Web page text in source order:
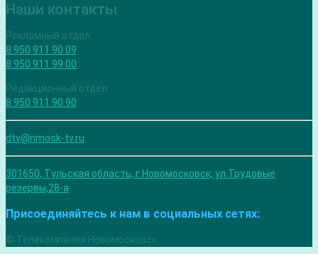
Наши контакты
Рекламный отдел:
8 950 911 90 09
8 950 911 99 00
Редакционный отдел:
8 950 911 90 90
dtv@nmosk-tv.ru
301650, Тульская область, г.Новомосковск, ул.Трудовые
резервы,28-а
Присоединяйтесь к нам в социальных сетях:
© Телекомпания Новомосковск.